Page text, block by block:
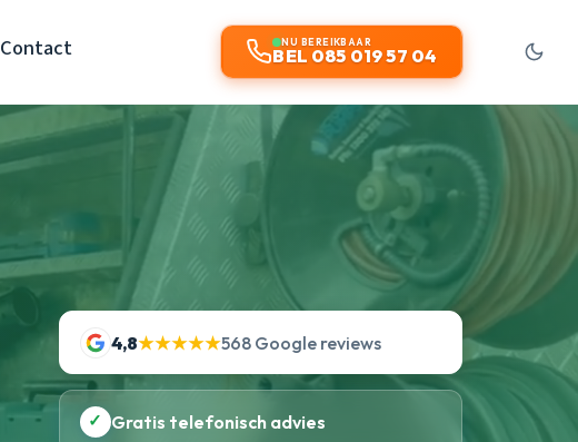
Contact NU BEREIKBAAR
BEL 085 019 57 04
4,8★★★★★568 Google reviews
✓ Gratis telefonisch advies